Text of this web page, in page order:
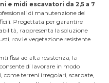
e midi escavatori da 2,5 a 7
di manutenzione del
Progettata per garantire
rappresenta la soluzione
rovi e vegetazione resistente.
fissi ad alta resistenza, la
di lavorare in modo
come terreni irregolari, scarpate,